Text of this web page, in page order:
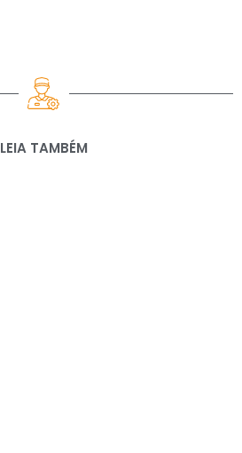
LEIA TAMBÉM